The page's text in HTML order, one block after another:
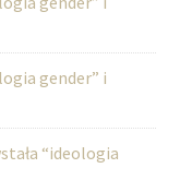
gender” i
“ideologia